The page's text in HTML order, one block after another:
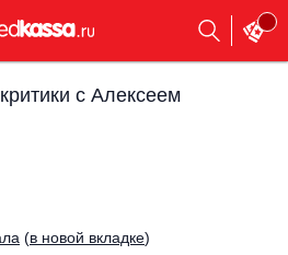
с Алексеем
(в новой вкладке)